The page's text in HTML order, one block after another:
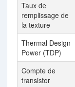
Taux de
remplissage de
la texture
Thermal Design
Power (TDP)
Compte de
transistor